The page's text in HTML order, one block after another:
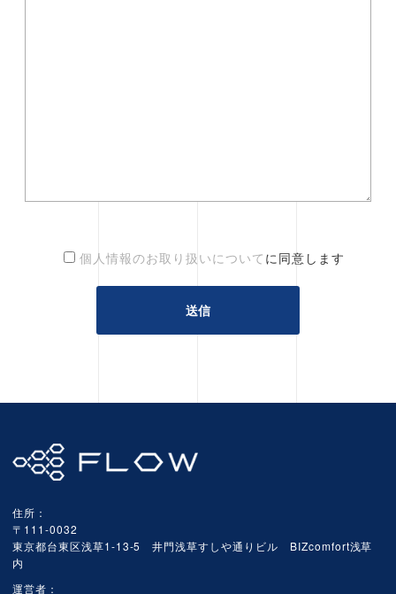
個人情報のお取り扱いについて に同意します
住所：
〒111-0032
東京都台東区浅草1-13-5 井門浅草すしや通りビル BIZcomfort浅草
内
運営者：